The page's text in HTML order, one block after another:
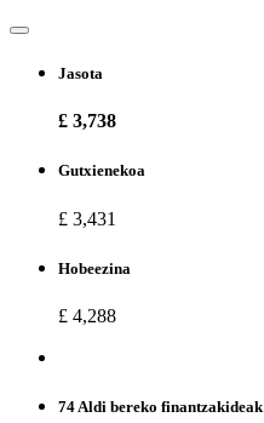
Jasota
£ 3,738
Gutxienekoa
£ 3,431
Hobeezina
£ 4,288
74 Aldi bereko finantzakideak